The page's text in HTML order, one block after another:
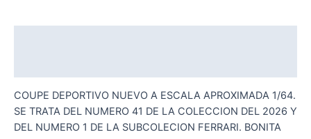
COUPE DEPORTIVO NUEVO A ESCALA APROXIMADA 1/64.
SE TRATA DEL NUMERO 41 DE LA COLECCION DEL 2026 Y
DEL NUMERO 1 DE LA SUBCOLECION FERRARI. BONITA